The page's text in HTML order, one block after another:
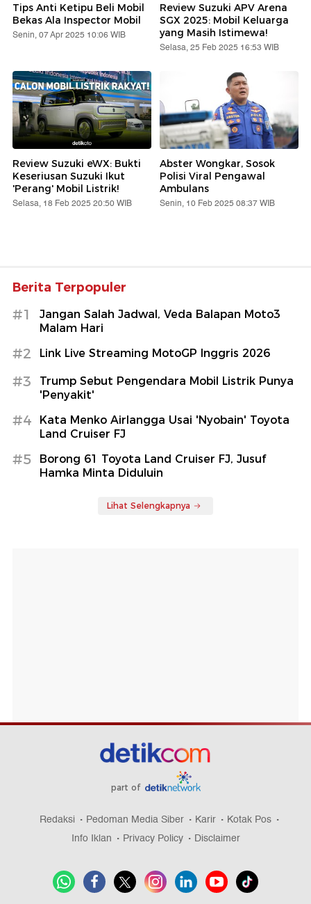
Tips Anti Ketipu Beli Mobil
Bekas Ala Inspector Mobil
Senin, 07 Apr 2025 10:06 WIB
Review Suzuki APV Arena
SGX 2025: Mobil Keluarga
yang Masih Istimewa!
Selasa, 25 Feb 2025 16:53 WIB
Review Suzuki eWX: Bukti
Keseriusan Suzuki Ikut
'Perang' Mobil Listrik!
Selasa, 18 Feb 2025 20:50 WIB
Abster Wongkar, Sosok
Polisi Viral Pengawal
Ambulans
Senin, 10 Feb 2025 08:37 WIB
Berita Terpopuler
#1
Jangan Salah Jadwal, Veda Balapan Moto3
Malam Hari
#2 Link Live Streaming MotoGP Inggris 2026
#3
Trump Sebut Pengendara Mobil Listrik Punya
'Penyakit'
#4
Kata Menko Airlangga Usai 'Nyobain' Toyota
Land Cruiser FJ
#5
Borong 61 Toyota Land Cruiser FJ, Jusuf
Hamka Minta Diduluin
Lihat Selengkapnya
part of
Redaksi Pedoman Media Siber Karir
Kotak Pos
Info Iklan
Privacy Policy Disclaimer